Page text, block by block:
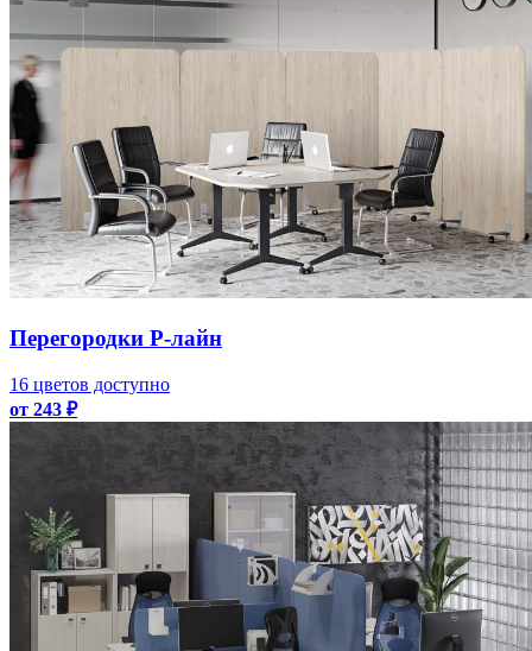
Перегородки Р-лайн
16 цветов доступно
от 243 ₽